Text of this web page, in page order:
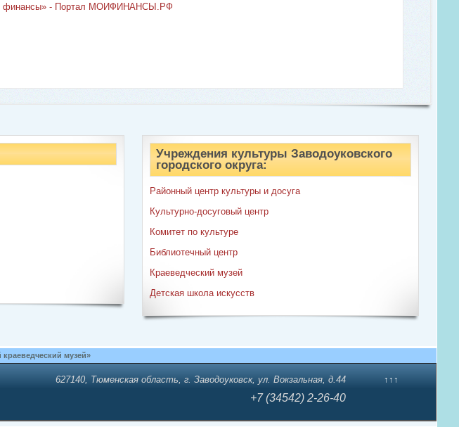
финансы» - Портал МОИФИНАНСЫ.РФ
Учреждения культуры Заводоуковского
городского округа:
Районный центр культуры и досуга
Культурно-досуговый центр
Комитет по культуре
Библиотечный центр
Краеведческий музей
Детская школа искусств
музей»
↑↑↑
627140, Тюменская область, г. Заводоуковск, ул. Вокзальная, д.44
+7 (34542) 2-26-40